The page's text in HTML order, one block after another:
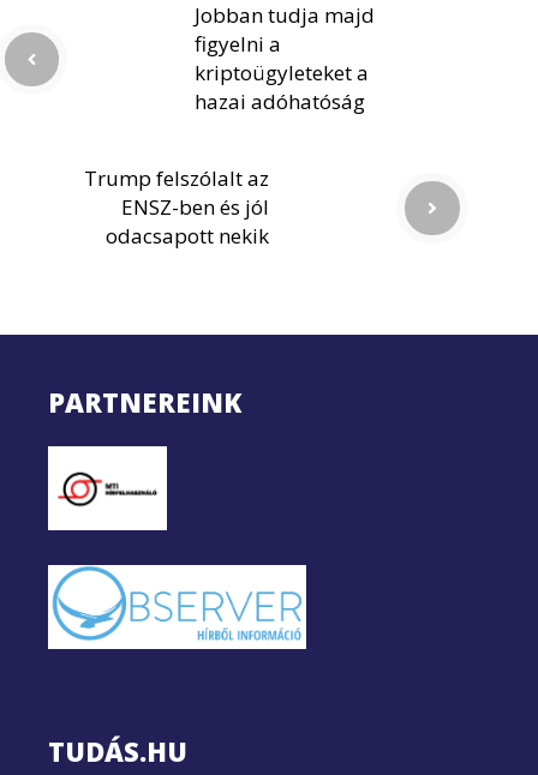
Jobban tudja majd
figyelni a
kriptoügyleteket a
hazai adóhatóság
Trump felszólalt az
ENSZ-ben és jól
odacsapott nekik
PARTNEREINK
TUDÁS.HU